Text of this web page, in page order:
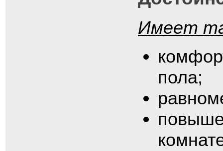
Имеет
пола;